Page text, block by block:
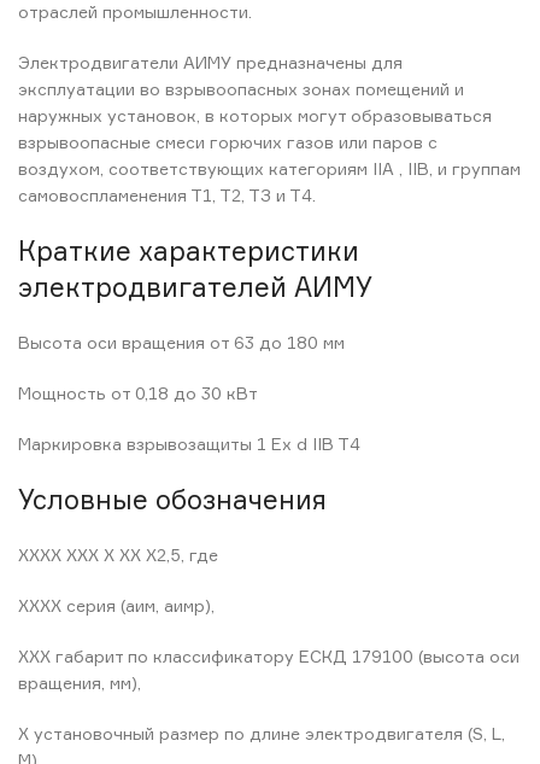
отраслей промышленности.
Электродвигатели АИМУ предназначены для
эксплуатации во взрывоопасных зонах помещений и
наружных установок, в которых могут образовываться
взрывоопасные смеси горючих газов или паров с
воздухом, соответствующих категориям IIА , IIВ, и группам
самовоспламенения Т1, Т2, ТЗ и Т4.
Краткие характеристики
электродвигателей АИМУ
Высота оси вращения от 63 до 180 мм
Мощность от 0,18 до 30 кВт
Маркировка взрывозащиты 1 Ex d IIB T4
Условные обозначения
ХХХХ XXX Х XX Х2,5, где
ХХХХ серия (аим, аимр),
XXX габарит по классификатору ЕСКД 179100 (высота оси
вращения, мм),
Х установочный размер по длине электродвигателя (S, L,
М),